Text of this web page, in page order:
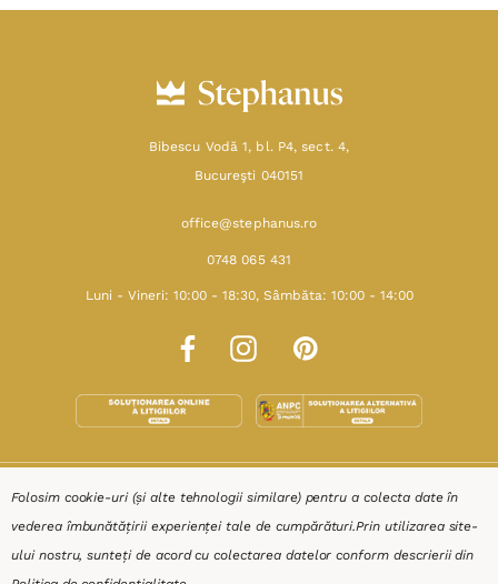
Bibescu Vodă 1, bl. P4, sect. 4,
Bucureşti 040151
office@stephanus.ro
0748 065 431
Luni - Vineri: 10:00 - 18:30, Sâmbăta: 10:00 - 14:00
SHOP
RESURSE
Folosim cookie-uri (și alte tehnologii similare) pentru a colecta date în
vederea îmbunătățirii experienței tale de cumpărături.Prin utilizarea site-
ului nostru, sunteți de acord cu colectarea datelor conform descrierii din